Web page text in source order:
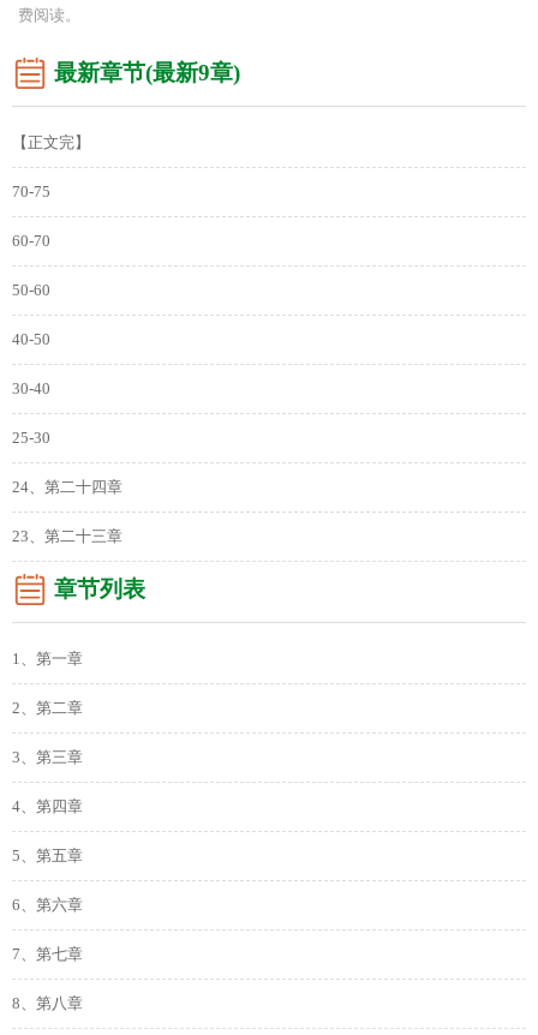
费阅读。
最新章节(最新9章)
【正文完】
70-75
60-70
50-60
40-50
30-40
25-30
24、第二十四章
23、第二十三章
章节列表
1、第一章
2、第二章
3、第三章
4、第四章
5、第五章
6、第六章
7、第七章
8、第八章